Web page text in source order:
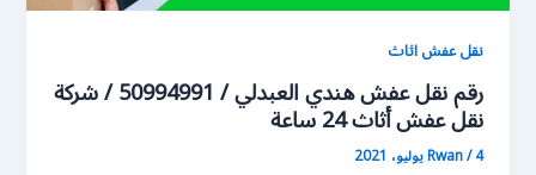
نقل عفش اثاث
رقم نقل عفش هندي العبدلي / 50994991 / شركة
نقل عفش أثاث 24 ساعة
Rwan/4 يوليو، 2021